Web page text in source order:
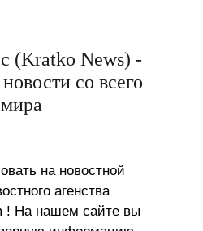
(Kratko News) -
со всего
мира
на новостной
агенства
! На нашем сайте вы